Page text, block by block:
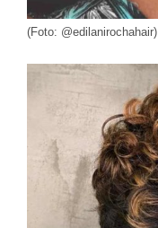
(Foto: @edilanirochahair)